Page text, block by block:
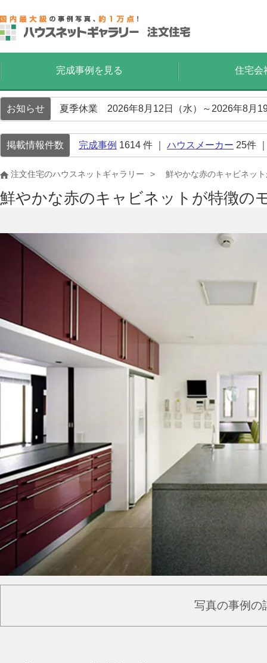
完成事例を見る 住宅会
お知らせ 夏季休業 2026年8月12日（水）～2026年8月
掲載情報件数 完成事例 1614 件 ｜ ハウスメーカー 25件
注文住宅のハウスネットギャラリー 鮮やかな赤のキャビネッ
鮮やかな赤のキャビネットが特徴の
写真の事例の